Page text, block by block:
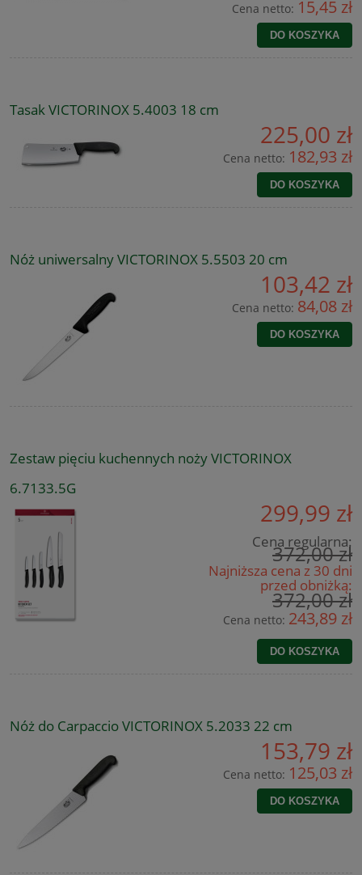
Cena netto: 15,45 zł
DO KOSZYKA
Tasak VICTORINOX 5.4003 18 cm
225,00 zł
Cena netto: 182,93 zł
DO KOSZYKA
Nóż uniwersalny VICTORINOX 5.5503 20 cm
103,42 zł
Cena netto: 84,08 zł
DO KOSZYKA
Zestaw pięciu kuchennych noży VICTORINOX
6.7133.5G
299,99 zł
Cena regularna:
372,00 zł
Najniższa cena z 30 dni
przed obniżką:
372,00 zł
Cena netto: 243,89 zł
DO KOSZYKA
Nóż do Carpaccio VICTORINOX 5.2033 22 cm
153,79 zł
Cena netto: 125,03 zł
DO KOSZYKA